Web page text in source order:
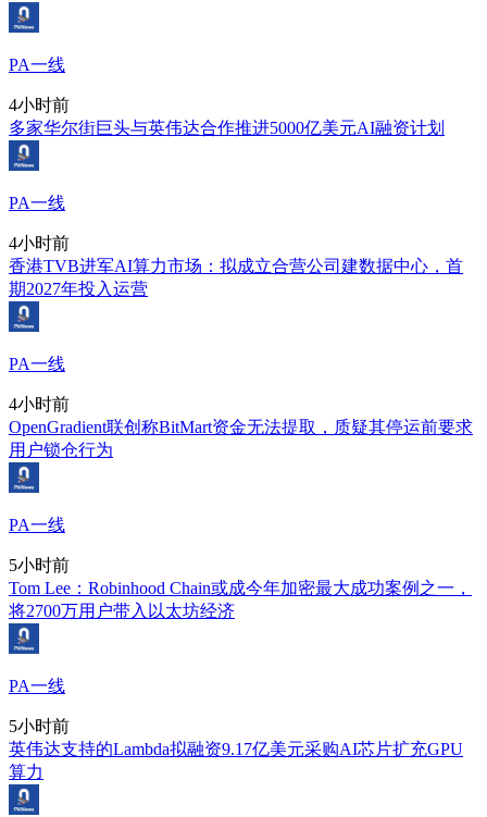
PA一线
4小时前
多家华尔街巨头与英伟达合作推进5000亿美元AI融资计划
PA一线
4小时前
香港TVB进军AI算力市场：拟成立合营公司建数据中心，首
期2027年投入运营
PA一线
4小时前
OpenGradient联创称BitMart资金无法提取，质疑其停运前要求
用户锁仓行为
PA一线
5小时前
Tom Lee：Robinhood Chain或成今年加密最大成功案例之一，
将2700万用户带入以太坊经济
PA一线
5小时前
英伟达支持的Lambda拟融资9.17亿美元采购AI芯片扩充GPU
算力